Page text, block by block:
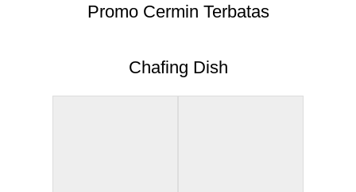
Promo Cermin Terbatas
Chafing Dish